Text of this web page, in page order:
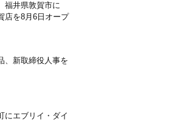
福井県敦賀市に
店を8月6日オープ
、新取締役人事を
にエブリイ・ダイ